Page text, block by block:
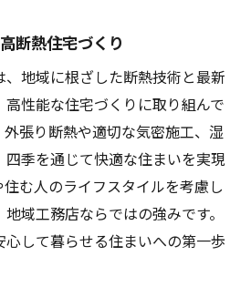
断熱住宅づくり
地域に根ざした断熱技術と最新
性能な住宅づくりに取り組んで
張り断熱や適切な気密施工、湿
季を通じて快適な住まいを実現
む人のライフスタイルを考慮し
域工務店ならではの強みです。
して暮らせる住まいへの第一歩